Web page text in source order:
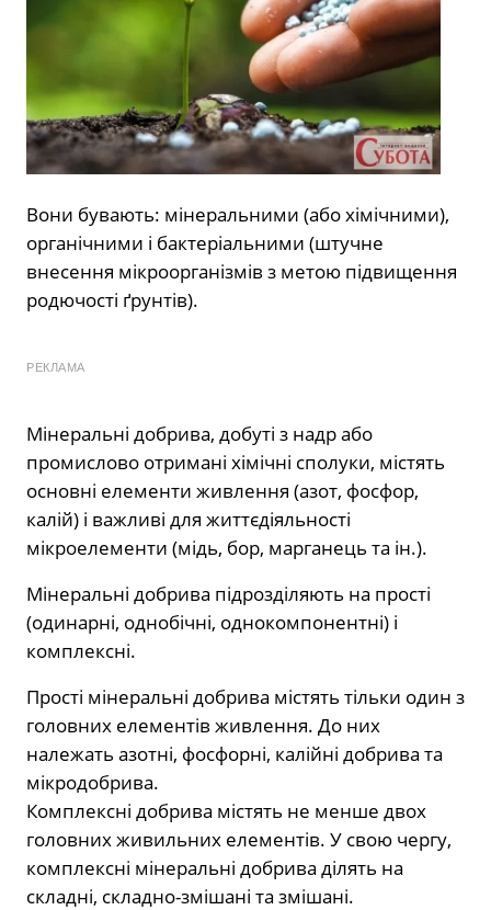
Вони бувають: мінеральними (або хімічними),
органічними і бактеріальними (штучне
внесення мікроорганізмів з метою підвищення
родючості ґрунтів).
РЕКЛАМА
Мінеральні добрива, добуті з надр або
промислово отримані хімічні сполуки, містять
основні елементи живлення (азот, фосфор,
калій) і важливі для життєдіяльності
мікроелементи (мідь, бор, марганець та ін.).
Мінеральні добрива підрозділяють на прості
(одинарні, однобічні, однокомпонентні) і
комплексні.
Прості мінеральні добрива містять тільки один з
головних елементів живлення. До них
належать азотні, фосфорні, калійні добрива та
мікродобрива.
Комплексні добрива містять не менше двох
головних живильних елементів. У свою чергу,
комплексні мінеральні добрива ділять на
складні, складно-змішані та змішані.